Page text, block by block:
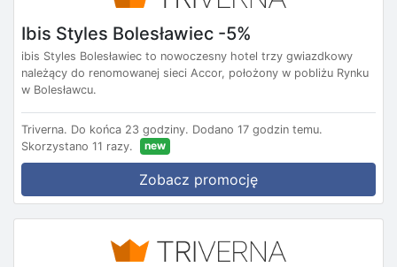
Ibis Styles Bolesławiec -5%
ibis Styles Bolesławiec to nowoczesny hotel trzy gwiazdkowy
należący do renomowanej sieci Accor, położony w pobliżu Rynku
w Bolesławcu.
Triverna. Do końca 23 godziny. Dodano 17 godzin temu.
Skorzystano 11 razy.
new
Zobacz promocję